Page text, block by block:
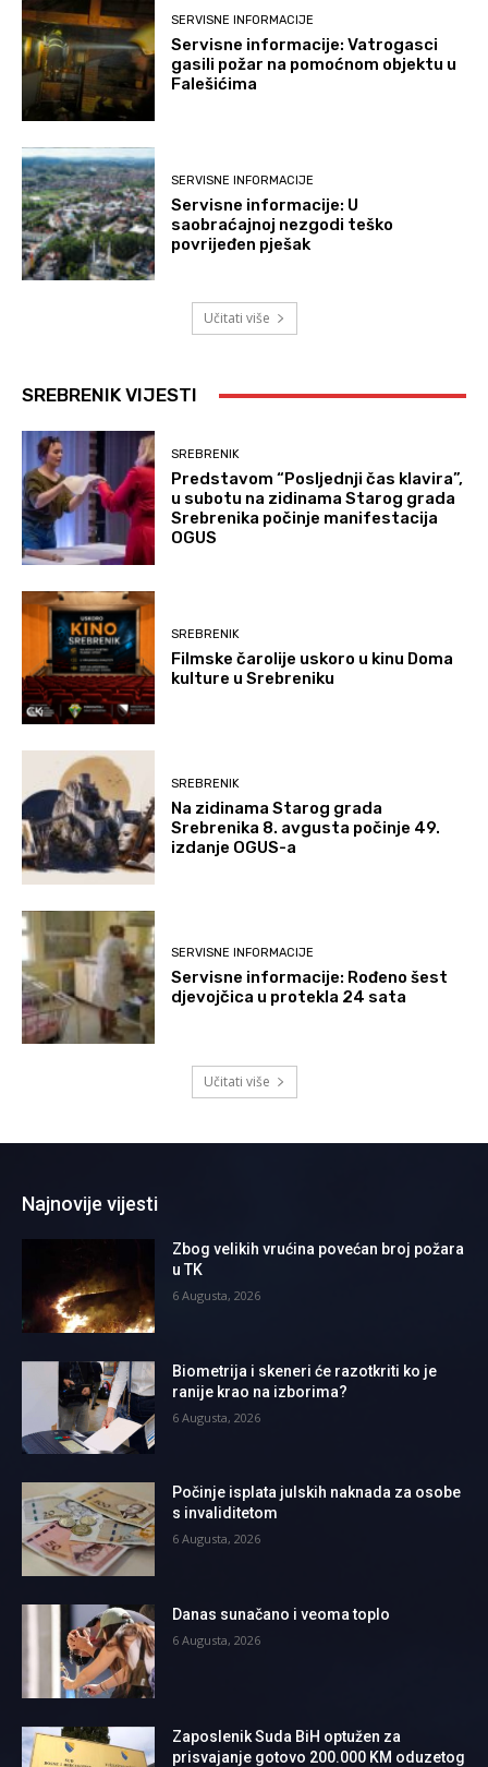
SERVISNE INFORMACIJE
Servisne informacije: Vatrogasci
gasili požar na pomoćnom objektu u
Falešićima
SERVISNE INFORMACIJE
Servisne informacije: U
saobraćajnoj nezgodi teško
povrijeđen pješak
Učitati više
SREBRENIK VIJESTI
SREBRENIK
Predstavom “Posljednji čas klavira”,
u subotu na zidinama Starog grada
Srebrenika počinje manifestacija
OGUS
SREBRENIK
Filmske čarolije uskoro u kinu Doma
kulture u Srebreniku
SREBRENIK
Na zidinama Starog grada
Srebrenika 8. avgusta počinje 49.
izdanje OGUS-a
SERVISNE INFORMACIJE
Servisne informacije: Rođeno šest
djevojčica u protekla 24 sata
Učitati više
Najnovije vijesti
Zbog velikih vrućina povećan broj požara
u TK
6 Augusta, 2026
Biometrija i skeneri će razotkriti ko je
ranije krao na izborima?
6 Augusta, 2026
Počinje isplata julskih naknada za osobe
s invaliditetom
6 Augusta, 2026
Danas sunačano i veoma toplo
6 Augusta, 2026
Zaposlenik Suda BiH optužen za
prisvajanje gotovo 200.000 KM oduzetog